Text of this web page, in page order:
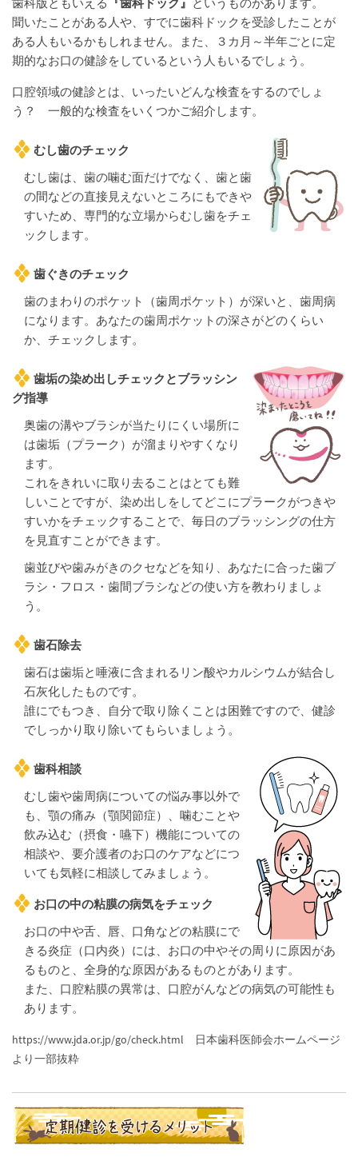
聞いたことがある人や、すでに歯科ドックを受診したことが
ある人もいるかもしれません。また、３カ月～半年ごとに定
期的なお口の健診をしているという人もいるでしょう。
口腔領域の健診とは、いったいどんな検査をするのでしょ
う？ 一般的な検査をいくつかご紹介します。
むし歯のチェック
むし歯は、歯の噛む面だけでなく、歯と歯
の間などの直接見えないところにもできや
すいため、専門的な立場からむし歯をチェ
ックします。
歯ぐきのチェック
歯のまわりのポケット（歯周ポケット）が深いと、歯周病
になります。あなたの歯周ポケットの深さがどのくらい
か、チェックします。
歯垢の染め出しチェックとブラッシン
グ指導
奥歯の溝やブラシが当たりにくい場所に
は歯垢（プラーク）が溜まりやすくなり
ます。
これをきれいに取り去ることはとても難
しいことですが、染め出しをしてどこにプラークがつきや
すいかをチェックすることで、毎日のブラッシングの仕方
を見直すことができます。
歯並びや歯みがきのクセなどを知り、あなたに合った歯ブ
ラシ・フロス・歯間ブラシなどの使い方を教わりましょ
う。
歯石除去
歯石は歯垢と唾液に含まれるリン酸やカルシウムが結合し
石灰化したものです。
誰にでもつき、自分で取り除くことは困難ですので、健診
でしっかり取り除いてもらいましょう。
歯科相談
むし歯や歯周病についての悩み事以外で
も、顎の痛み（顎関節症）、噛むことや
飲み込む（摂食・嚥下）機能についての
相談や、要介護者のお口のケアなどにつ
いても気軽に相談してみましょう。
お口の中の粘膜の病気をチェック
お口の中や舌、唇、口角などの粘膜にで
きる炎症（口内炎）には、お口の中やその周りに原因があ
るものと、全身的な原因があるものとがあります。
また、口腔粘膜の異常は、口腔がんなどの病気の可能性も
あります。
https://www.jda.or.jp/go/check.html 日本歯科医師会ホームページ
より一部抜粋